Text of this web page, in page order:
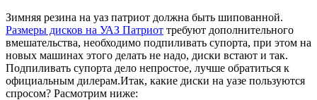
Зимняя резина на уаз патриот должна быть шипованной.
Размеры дисков на УАЗ Патриот требуют дополнительного
вмешательства, необходимо подпиливать супорта, при этом на
новых машинах этого делать не надо, диски встают и так.
Подпиливать супорта дело непростое, лучше обратиться к
официальным дилерам.Итак, какие диски на уазе пользуются
спросом? Расмотрим ниже: